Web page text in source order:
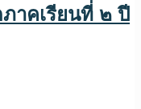
าคเรียนที่ ๒ ปี